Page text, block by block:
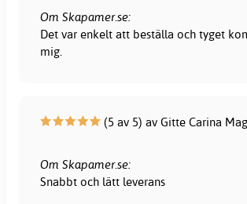
Om Skapamer.se:
Det var enkelt att beställa och tyget
mig.
(5 av 5) av Gitte Carina
Om Skapamer.se:
Snabbt och lätt leverans